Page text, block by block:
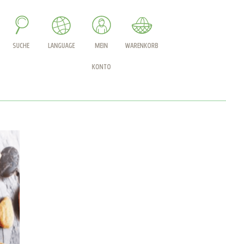
SUCHE LANGUAGE MEIN
KONTO
WARENKORB